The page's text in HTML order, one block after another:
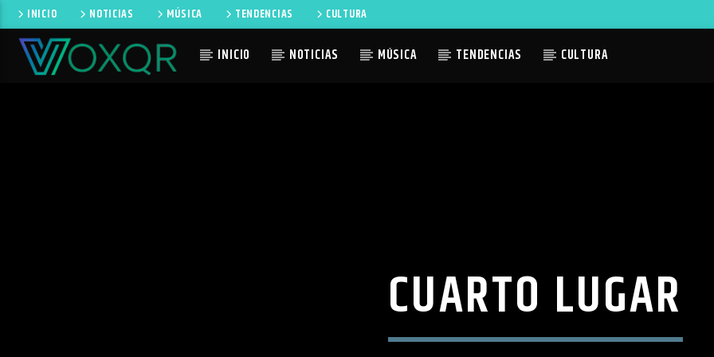
INICIO NOTICIAS MÚSICA TENDENCIAS CULTURA
INICIO NOTICIAS MÚSICA TENDENCIAS CULTURA
CUARTO LUGAR